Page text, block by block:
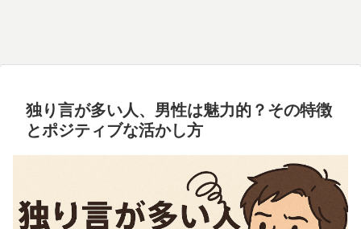
独り言が多い人、男性は魅力的？その特徴
とポジティブな活かし方